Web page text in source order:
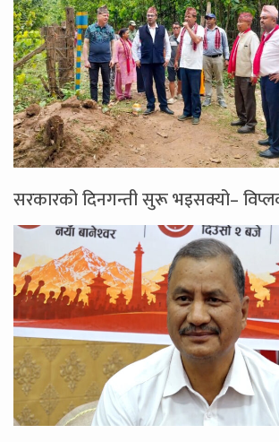
सरकारको दिनगन्ती सुरू भइसक्यो–